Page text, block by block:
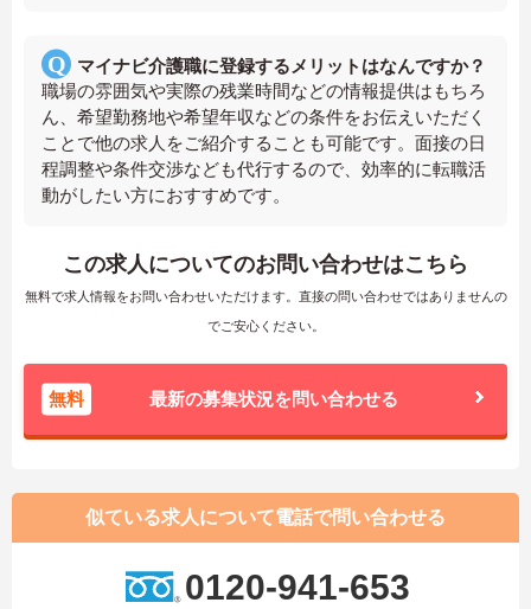
マイナビ介護職に登録するメリットはなんですか？
職場の雰囲気や実際の残業時間などの情報提供はもちろ
ん、希望勤務地や希望年収などの条件をお伝えいただく
ことで他の求人をご紹介することも可能です。面接の日
程調整や条件交渉なども代行するので、効率的に転職活
動がしたい方におすすめです。
この求人についてのお問い合わせはこちら
無料で求人情報をお問い合わせいただけます。直接の問い合わせではありませんの
でご安心ください。
無料 最新の募集状況を問い合わせる
似ている求人について電話で問い合わせる
0120-941-653